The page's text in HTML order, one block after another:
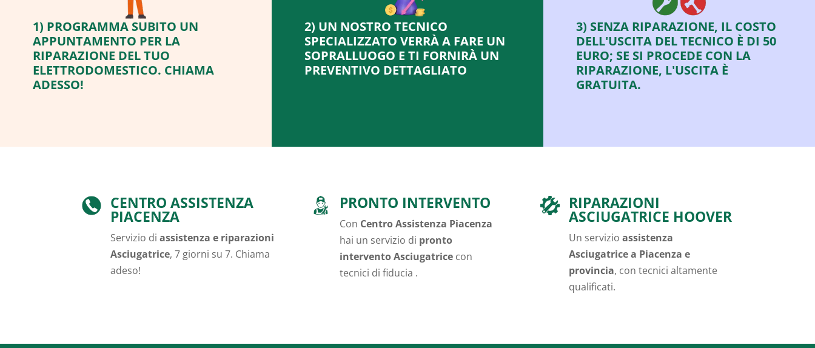
1) PROGRAMMA SUBITO UN
APPUNTAMENTO PER LA
RIPARAZIONE DEL TUO
ELETTRODOMESTICO. CHIAMA
ADESSO!
2) UN NOSTRO TECNICO
SPECIALIZZATO VERRÀ A FARE UN
SOPRALLUOGO E TI FORNIRÀ UN
PREVENTIVO DETTAGLIATO
3) SENZA RIPARAZIONE, IL COSTO
DELL'USCITA DEL TECNICO È DI 50
EURO; SE SI PROCEDE CON LA
RIPARAZIONE, L'USCITA È
GRATUITA.
CENTRO ASSISTENZA
PIACENZA
Servizio di assistenza e riparazioni
Asciugatrice, 7 giorni su 7. Chiama
adeso!
PRONTO INTERVENTO
Con Centro Assistenza Piacenza
hai un servizio di pronto
intervento Asciugatricecon
tecnici di fiducia .
RIPARAZIONI
ASCIUGATRICE HOOVER
Un servizioassistenza
Asciugatrice a Piacenza e
provincia, con tecnici altamente
qualificati.